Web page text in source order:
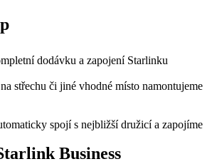
dodávku a zapojení Starlinku
střechu či jiné vhodné místo namontujeme
spojí s nejbližší družicí a zapojíme
Business